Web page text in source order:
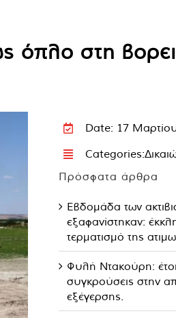
όπλο στη
Date: 17
Categories:
Πρόσφατα άρθρα
Εβδομάδα των
εξαφανίστηκαν:
τερματισμό της
Φυλή Ντακούρη:
συγκρούσεις στην
εξέγερσης.